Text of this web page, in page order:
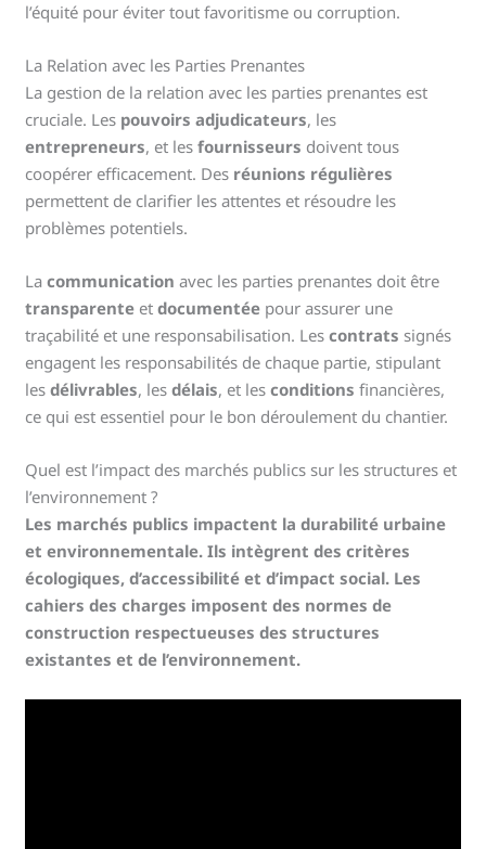
l’équité pour éviter tout favoritisme ou corruption.
La Relation avec les Parties Prenantes
La gestion de la relation avec les parties prenantes est
cruciale. Les pouvoirs adjudicateurs, les
entrepreneurs, et lesfournisseurs doivent tous
coopérer efficacement. Des réunions régulières
permettent de clarifier les attentes et résoudre les
problèmes potentiels.
Lacommunication avec les parties prenantes doit être
transparente etdocumentée pour assurer une
traçabilité et une responsabilisation. Lescontrats signés
engagent les responsabilités de chaque partie, stipulant
lesdélivrables, lesdélais, et lesconditions financières,
ce qui est essentiel pour le bon déroulement du chantier.
Quel est l’impact des marchés publics sur les structures et
l’environnement ?
Les marchés publics impactent la durabilité urbaine
et environnementale. Ils intègrent des critères
écologiques, d’accessibilité et d’impact social. Les
cahiers des charges imposent des normes de
construction respectueuses des structures
existantes et de l’environnement.